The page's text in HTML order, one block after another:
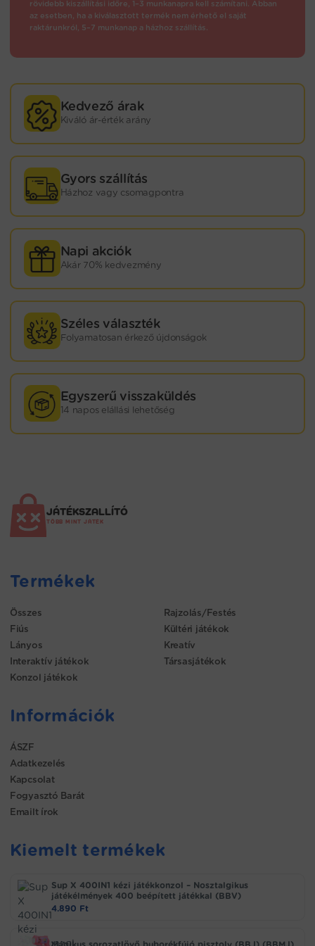
rövidebb kiszállítási időre, 1–3 munkanapra kell számítani. Abban
az esetben, ha a kiválasztott termék nem érhető el saját
raktárunkról, 5–7 munkanap a házhoz szállítás.
Kedvező árak
Kiváló ár-érték arány
Gyors szállítás
Házhoz vagy csomagpontra
Napi akciók
Akár 70% kedvezmény
Széles választék
Folyamatosan érkező újdonságok
Egyszerű visszaküldés
14 napos elállási lehetőség
JÁTÉKSZALLÍTÓ
TÖBB MINT JÁTÉK
Termékek
Összes
Fiús
Lányos
Interaktív játékok
Konzol játékok
Rajzolás/Festés
Kültéri játékok
Kreatív
Társasjátékok
Információk
ÁSZF
Adatkezelés
Kapcsolat
Fogyasztó Barát
Emailt írok
Kiemelt termékek
Sup X 400IN1 kézi játékkonzol – Nosztalgikus
játékélmények 400 beépített játékkal (BBV)
4.890 Ft